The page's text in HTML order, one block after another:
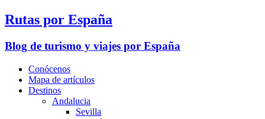
Rutas por España
Blog de turismo y viajes por España
Conócenos
Mapa de artículos
Destinos
Andalucia
Sevilla